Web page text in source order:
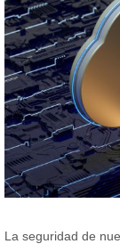
La seguridad de